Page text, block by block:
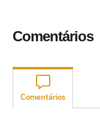
Comentários